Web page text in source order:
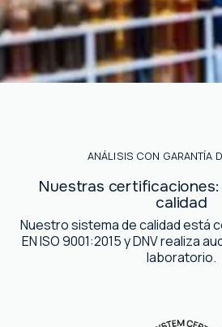
ANÁLISIS CON GARANTÍA
Nuestras
calidad
Nuestro sistema de calidad está
EN ISO 9001:2015 y DNV realiza
laboratorio.